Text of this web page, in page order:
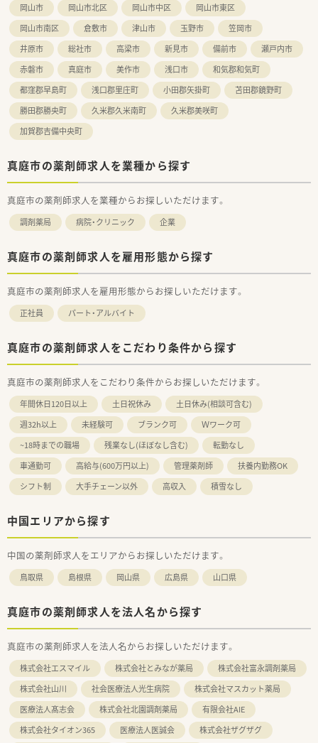
岡山市 岡山市北区 岡山市中区
岡山市東区
岡山市南区
倉敷市 津山市 玉野市
笠岡市
井原市
総社市 高梁市 新見市 備前市
瀬戸内市
赤磐市
真庭市 美作市 浅口市
和気郡和気町
都窪郡早島町
浅口郡里庄町 小田郡矢掛町
苫田郡鏡野町
勝田郡勝央町
久米郡久米南町
久米郡美咲町
加賀郡吉備中央町
真庭市の薬剤師求人を業種から探す
真庭市の薬剤師求人を業種からお探しいただけます。
調剤薬局 病院・クリニック 企業
真庭市の薬剤師求人を雇用形態から探す
真庭市の薬剤師求人を雇用形態からお探しいただけます。
正社員 パート・アルバイト
真庭市の薬剤師求人をこだわり条件から探す
真庭市の薬剤師求人をこだわり条件からお探しいただけます。
年間休日120日以上 土日祝休み
土日休み(相談可含む)
週32h以上
未経験可 ブランク可
Ｗワーク可
~18時までの職場
残業なし(ほぼなし含む)
転勤なし
車通勤可
高給与(600万円以上) 管理薬剤師
扶養内勤務OK
シフト制
大手チェーン以外 高収入 積雪なし
中国エリアから探す
中国の薬剤師求人をエリアからお探しいただけます。
鳥取県 島根県 岡山県 広島県 山口県
真庭市の薬剤師求人を法人名から探す
真庭市の薬剤師求人を法人名からお探しいただけます。
株式会社エスマイル 株式会社とみなが薬局
株式会社富永調剤薬局
株式会社山川
社会医療法人光生病院
株式会社マスカット薬局
医療法人髙志会
株式会社北園調剤薬局
有限会社AIE
株式会社タイオン365
医療法人医誠会
株式会社ザグザグ